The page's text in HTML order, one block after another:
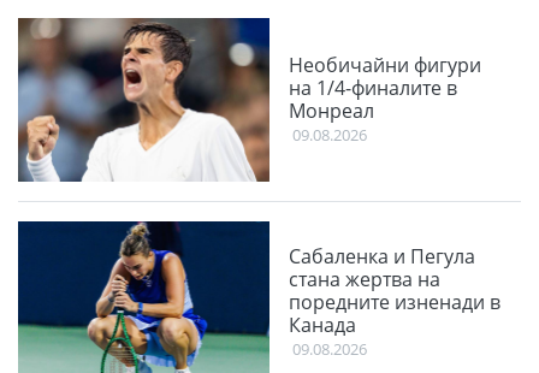
Необичайни фигури
на 1/4-финалите в
Монреал
09.08.2026
Сабаленка и Пегула
стана жертва на
поредните изненади в
Канада
09.08.2026